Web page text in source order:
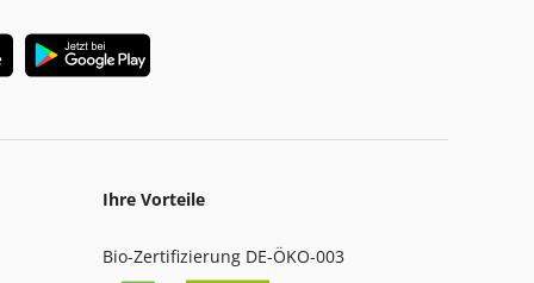
Ihre Vorteile
Bio-Zertifizierung DE-ÖKO-003